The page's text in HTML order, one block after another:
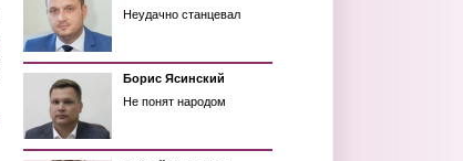
Неудачно станцевал
Борис Ясинский
Не понят народом